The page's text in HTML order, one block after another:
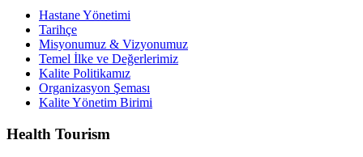
Hastane Yönetimi
Tarihçe
Misyonumuz & Vizyonumuz
Temel İlke ve Değerlerimiz
Kalite Politikamız
Organizasyon Şeması
Kalite Yönetim Birimi
Health Tourism